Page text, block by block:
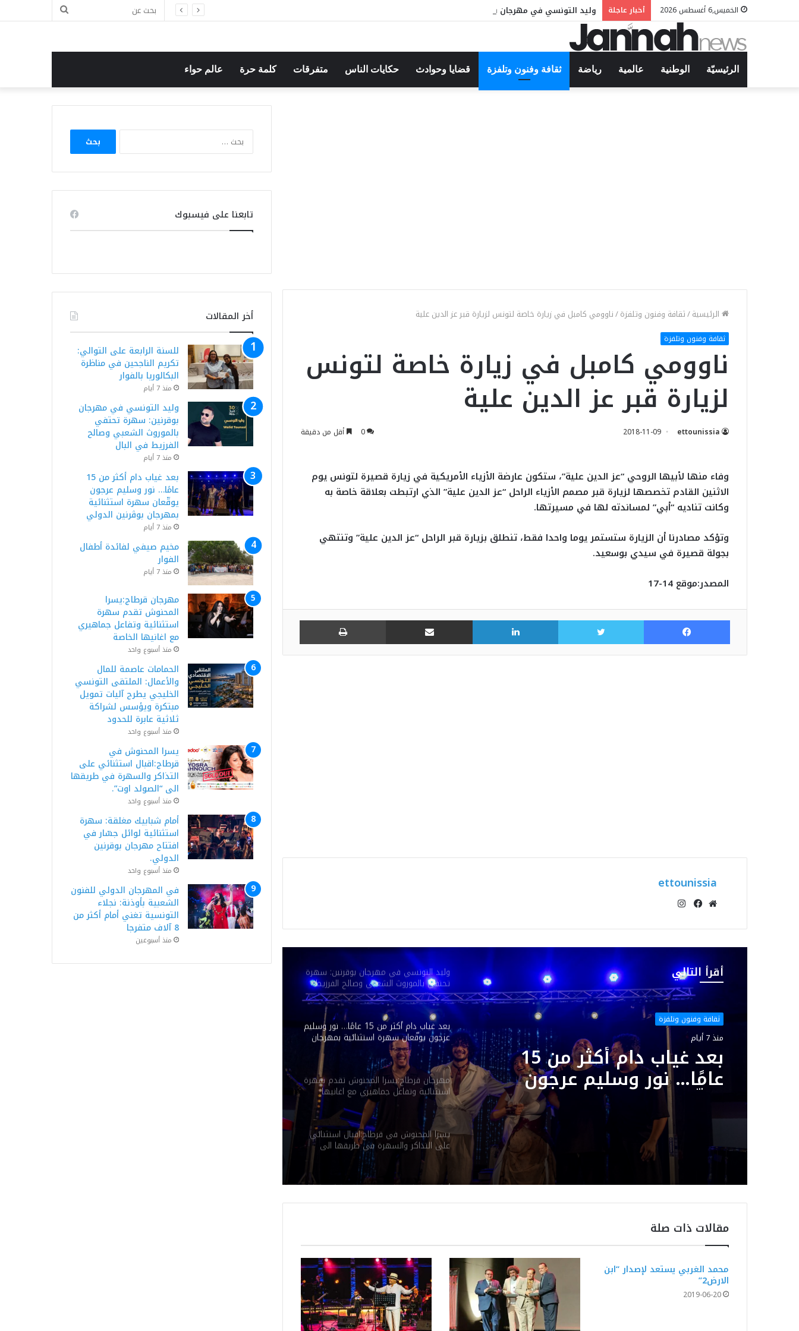
الخميس,6 أغسطس 2026 أخبار عاجلة وليد التونسي في مهرجان بوقرنين: سهرة تحتفي بالموروث الشعبي وصالح الفرزيط في البال
بحث
الرئيسيّة الوطنية عالمية رياضة ثقافة وفنون وتلفزة قضايا وحوادث حكايات الناس متفرقات كلمة حرة عالم حواء
الرئيسية/ثقافة وفنون وتلفزة/ناوومي كامبل في زيارة خاصة لتونس لزيارة قبر عز الدين علية
ثقافة وفنون وتلفزة
ناوومي كامبل في زيارة خاصة لتونس
لزيارة قبر عز الدين علية
ettounissia
2018-11-09
0 أقل من دقيقة
وفاء منها لأبيها الروحي “عز الدين علية”، ستكون عارضة الأزياء الأمريكية في زيارة قصيرة لتونس يوم
الاثنين القادم تخصصها لزيارة قبر مصمم الأزياء الراحل “عز الدين علية” الذي ارتبطت بعلاقة خاصة به
وكانت تناديه “أبي” لمساندته لها في مسيرتها.
وتؤكد مصادرنا أن الزيارة ستستمر يوما واحدا فقط، تنطلق بزيارة قبر الراحل “عز الدين علية” وتنتهي
بجولة قصيرة في سيدي بوسعيد.
المصدر:موقع 14-17
فيسبوك تويتر لينكدإن مشاركة عبر البريد طباعة
ettounissia
الويب
أقرأ التالي
ثقافة وفنون وتلفزة
منذ 7 أيام
بعد غياب دام أكثر من 15
عامًا… نور وسليم عرجون
يوقّعان سهرة استثنائية
بمهرجان بوڨرنين الدولي
الدولي: أكثر من 100 كمان وعوامرية علية
وليد التونسي في مهرجان بوقرنين: سهرة
تحتفي بالموروث الشعبي وصالح الفرزيط
في البال
بعد غياب دام أكثر من 15 عامًا… نور وسليم
عرجون يوقّعان سهرة استثنائية بمهرجان
بوڨرنين الدولي
مهرجان قرطاج:يسرا المحنوش تقدم سهرة
استثنائية وتفاعل جماهيري مع اغانيها
الخاصة
يسرا المحنوش في قرطاج:اقبال استثنائي
على التذاكر والسهرة في طريقها الى
“الصولد اوت”.
أمام شبابيك مغلقة: سهرة استثنائية لوائل
جسّار في افتتاح مهرجان بوقرنين الدولي.
في المهرجان الدولي للفنون الشعبية
آلاف متفرجا
عذِّبيني.. جديد رامي عياش: نوستالجيّا
السبعينيات تعيد رسم أبعاد الفن البصري
والموسيقي
مقالات ذات صلة
محمد الغربي يستعد لإصدار “ابن
الارض2”
2019-06-20
البحث
تابعنا على فيسبوك
أخر المقالات
للسنة الرابعة على التوالي:
تكريم الناجحين في مناظرة
البكالوريا بالفوار
منذ 7 أيام
وليد التونسي في مهرجان
بوقرنين: سهرة تحتفي
بالموروث الشعبي وصالح
الفرزيط في البال
منذ 7 أيام
بعد غياب دام أكثر من 15
عامًا… نور وسليم عرجون
يوقّعان سهرة استثنائية
بمهرجان بوڨرنين الدولي
منذ 7 أيام
مخيم صيفي لفائدة أطفال
الفوار
منذ 7 أيام
مهرجان قرطاج:يسرا
المحنوش تقدم سهرة
استثنائية وتفاعل جماهيري
مع اغانيها الخاصة
منذ أسبوع واحد
الحمامات عاصمة للمال
والأعمال: الملتقى التونسي
الخليجي يطرح آليات تمويل
مبتكرة ويؤسس لشراكة
ثلاثية عابرة للحدود
منذ أسبوع واحد
يسرا المحنوش في
قرطاج:اقبال استثنائي على
التذاكر والسهرة في طريقها
الى “الصولد اوت”.
منذ أسبوع واحد
أمام شبابيك مغلقة: سهرة
استثنائية لوائل جسّار في
افتتاح مهرجان بوقرنين
الدولي.
منذ أسبوع واحد
في المهرجان الدولي للفنون
الشعبية بأوذنة: نجلاء
التونسية تغني أمام أكثر من
8 آلاف متفرجا
منذ أسبوعين